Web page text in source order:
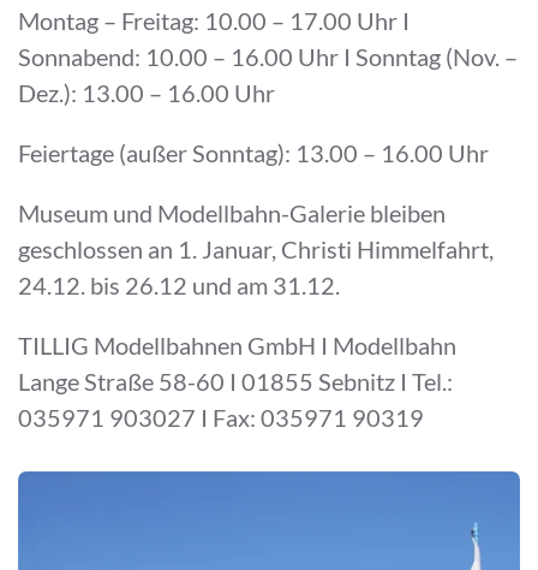
Montag – Freitag: 10.00 – 17.00 Uhr I
Sonnabend: 10.00 – 16.00 Uhr I Sonntag (Nov. –
Dez.): 13.00 – 16.00 Uhr
Feiertage (außer Sonntag): 13.00 – 16.00 Uhr
Museum und Modellbahn-Galerie bleiben
geschlossen an 1. Januar, Christi Himmelfahrt,
24.12. bis 26.12 und am 31.12.
TILLIG Modellbahnen GmbH I Modellbahn
Lange Straße 58-60 I 01855 Sebnitz I Tel.:
035971 903027 I Fax: 035971 90319